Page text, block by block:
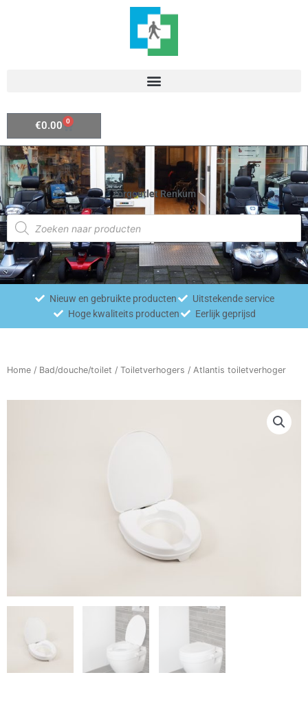
€0.00 0
Winkelwagen
Zorgoutlet Renkum
Producten
zoeken
Nieuw en gebruikte producten
Uitstekende service
Hoge kwaliteits producten
Eerlijk geprijsd
Home / Bad/douche/toilet / Toiletverhogers / Atlantis toiletverhoger